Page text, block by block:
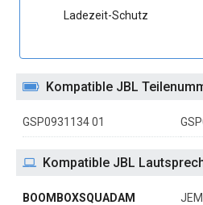
Ladezeit-Schutz
Kompatible JBL
GSP0931134 01
Kompatible JBL
BOOMBOXSQUADAM